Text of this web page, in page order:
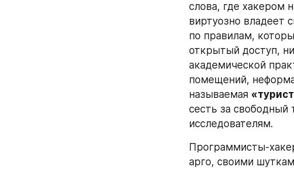
слова, где хакером
виртуозно владеет
по правилам,
открытый доступ,
академической
помещений,
называемая
сесть за
исследователям.
Программисты-
арго, своими